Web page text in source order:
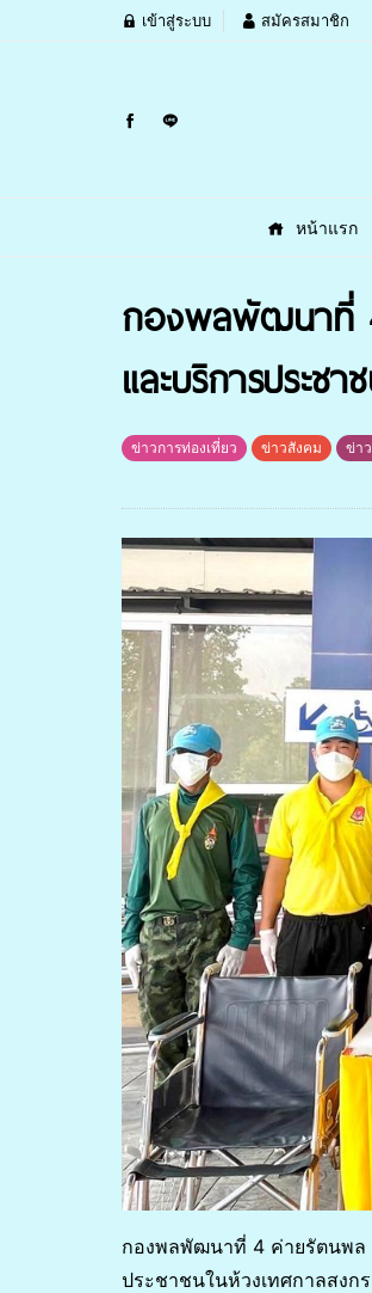
เข้าสู่ระบบ สมัครสมาชิก
หน้าแรก
กองพลพัฒนาที่
และบริการประช
ข่าวการท่องเที่ยว ข่าวสังคม ข่า
กองพลพัฒนาที่ 4 ค่ายรัตนพล
ประชาชนในห้วงเทศกาลสง